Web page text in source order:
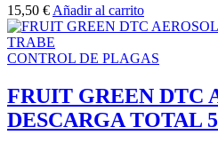
15,50 € Añadir al carrito
CONTROL DE PLAGAS
FRUIT GREEN DTC
DESCARGA TOTAL